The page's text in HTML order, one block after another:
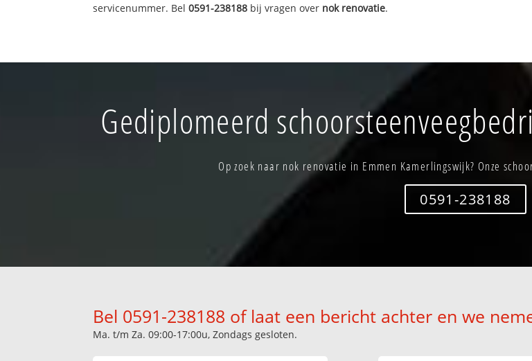
servicenummer. Bel0591-238188 bij vragen over nok renovatie.
Gediplomeerd
Op zoek naar nok renovatie in Emmen Kamerlingswijk? Onze
0591-238188
Bel 0591-238188 of laat een bericht achter en we
Ma. t/m Za. 09:00-17:00u, Zondags gesloten.